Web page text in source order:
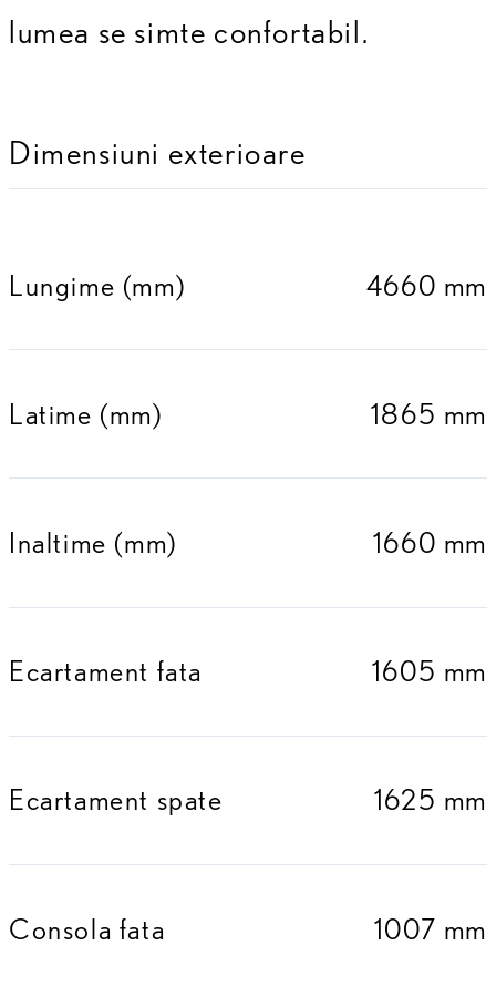
lumea se simte confortabil.
Dimensiuni exterioare
Lungime (mm) 4660 mm
Latime (mm) 1865 mm
Inaltime (mm) 1660 mm
Ecartament fata 1605 mm
Ecartament spate 1625 mm
Consola fata 1007 mm